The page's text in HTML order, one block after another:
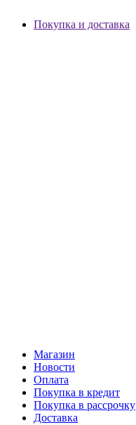
Покупка и доставка
Магазин
Новости
Оплата
Покупка в кредит
Покупка в рассрочку
Доставка